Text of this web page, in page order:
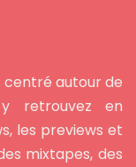
centré autour de
retrouvez en
les previews et
mixtapes, des